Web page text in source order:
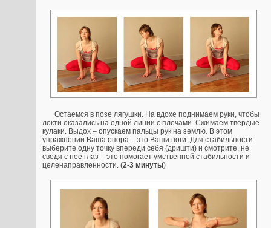
Остаемся в позе лягушки. На вдохе поднимаем руки, чтобы
локти оказались на одной линии с плечами. Сжимаем твердые
кулаки. Выдох – опускаем пальцы рук на землю. В этом
упражнении Ваша опора – это Ваши ноги. Для стабильности
выберите одну точку впереди себя (дришти) и смотрите, не
сводя с неё глаз – это помогает умственной стабильности и
целенаправленности. (2-3 минуты)